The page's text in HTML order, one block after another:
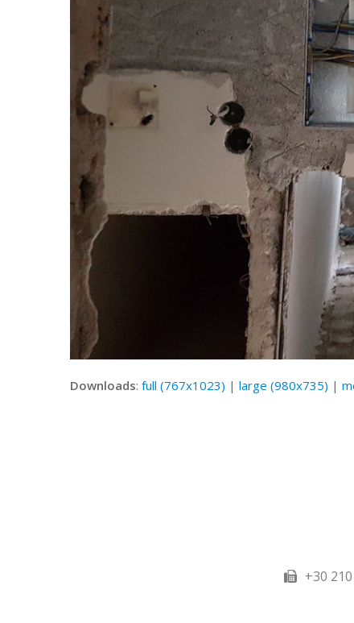
Downloads: full (767x1023) | large (980x735) |
+30